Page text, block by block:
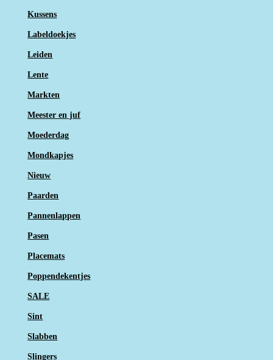
Kussens
Labeldoekjes
Leiden
Lente
Markten
Meester en juf
Moederdag
Mondkapjes
Nieuw
Paarden
Pannenlappen
Pasen
Placemats
Poppendekentjes
SALE
Sint
Slabben
Slingers